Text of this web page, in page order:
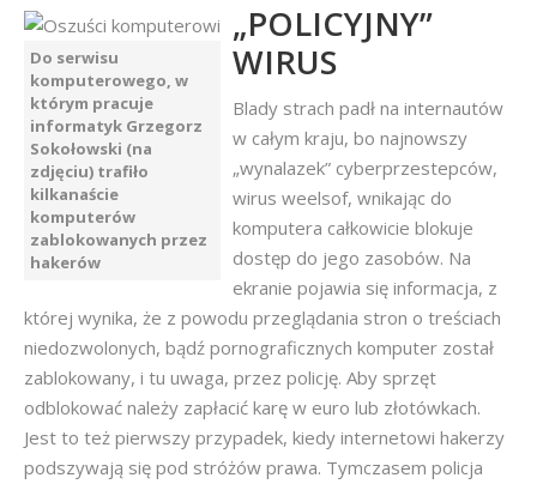
Do serwisu
komputerowego, w
którym pracuje
informatyk Grzegorz
Sokołowski (na
zdjęciu) trafiło
kilkanaście
komputerów
zablokowanych przez
hakerów
„POLICYJNY”
WIRUS
Blady strach padł na internautów
w całym kraju, bo najnowszy
„wynalazek” cyberprzestepców,
wirus weelsof, wnikając do
komputera całkowicie blokuje
dostęp do jego zasobów. Na
ekranie pojawia się informacja, z
której wynika, że z powodu przeglądania stron o treściach
niedozwolonych, bądź pornograficznych komputer został
zablokowany, i tu uwaga, przez policję. Aby sprzęt
odblokować należy zapłacić karę w euro lub złotówkach.
Jest to też pierwszy przypadek, kiedy internetowi hakerzy
podszywają się pod stróżów prawa. Tymczasem policja